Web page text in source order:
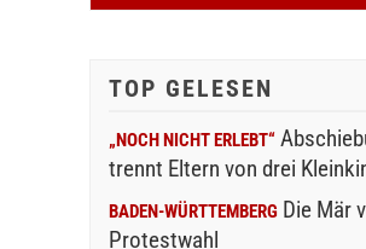
TOP GELESEN
„NOCH NICHT ERLEBT“
trennt Eltern von drei
BADEN-WÜRTTEMBERG Die Mär
Protestwahl